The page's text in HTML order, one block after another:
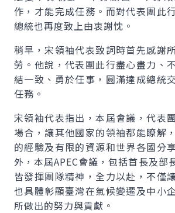
作，才能完成任務。而對代表團此
總統也再度致上由衷謝忱。
稍早，宋領袖代表致詞時首先感謝
勞。他說，代表團此行盡心盡力、
結一致、勇於任事，圓滿達成總統
任務。
宋領袖代表指出，本屆會議，代表
場合，讓其他國家的領袖都能瞭解
的經驗及有限的資源和世界各國分
外，本屆APEC會議，包括首長及部
皆發揮團隊精神，全力以赴，不僅
也具體彰顯臺灣在氣候變遷及中小
所做出的努力與貢獻。